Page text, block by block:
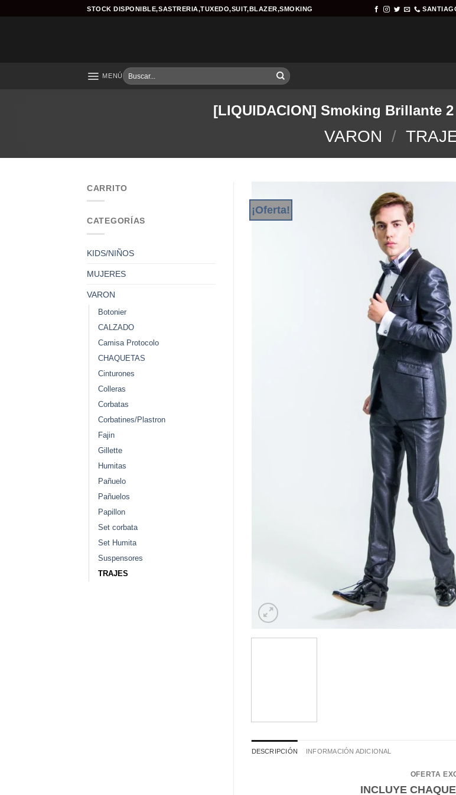
STOCK DISPONIBLE,SASTRERIA,TUXEDO,SUIT,BLAZER,SMOKING
MENÚ
Buscar
por:
[LIQUIDACION] Smoking Brillante 2
VARON /
CARRITO
CATEGORÍAS
KIDS/NIÑOS
MUJERES
VARON
Botonier
CALZADO
Camisa Protocolo
CHAQUETAS
Cinturones
Colleras
Corbatas
Corbatines/Plastron
Fajin
Gillette
Humitas
Pañuelo
Pañuelos
Papillon
Set corbata
Set Humita
Suspensores
TRAJES
¡Oferta!
DESCRIPCIÓN INFORMACIÓN ADICIONAL
OFERTA
INCLUYE